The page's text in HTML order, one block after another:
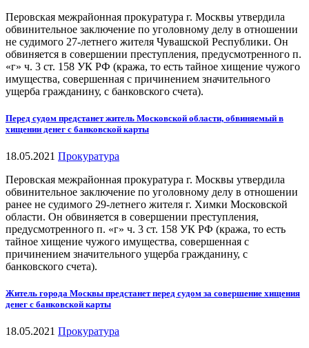
Перовская межрайонная прокуратура г. Москвы утвердила
обвинительное заключение по уголовному делу в отношении
не судимого 27-летнего жителя Чувашской Республики. Он
обвиняется в совершении преступления, предусмотренного п.
«г» ч. 3 ст. 158 УК РФ (кража, то есть тайное хищение чужого
имущества, совершенная с причинением значительного
ущерба гражданину, с банковского счета).
Перед судом предстанет житель Московской области, обвиняемый в
хищении денег с банковской карты
18.05.2021 Прокуратура
Перовская межрайонная прокуратура г. Москвы утвердила
обвинительное заключение по уголовному делу в отношении
ранее не судимого 29-летнего жителя г. Химки Московской
области. Он обвиняется в совершении преступления,
предусмотренного п. «г» ч. 3 ст. 158 УК РФ (кража, то есть
тайное хищение чужого имущества, совершенная с
причинением значительного ущерба гражданину, с
банковского счета).
Житель города Москвы предстанет перед судом за совершение хищения
денег с банковской карты
18.05.2021 Прокуратура